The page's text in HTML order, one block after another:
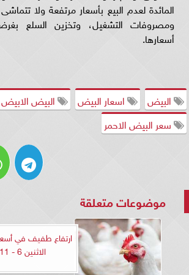
المائدة لعدم البيع بأسعار مرتفعة ولا
ومصروفات التشغيل، وتخزين السلع بغرض
أسعارها.
البيض اسعار البيض
البيض الابيض
سعر البيض الاحمر
موضوعات متعلقة
ارتفاع طفيف في
الاثنين 6 - 11 -2023